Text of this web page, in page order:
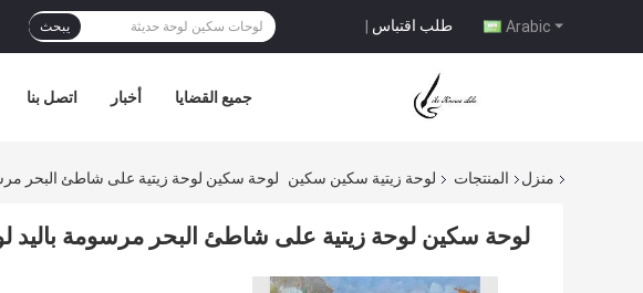
Arabic طلب اقتباس | يبحث
اتصل بنا أخبار جميع القضايا
منزل المنتجات لوحة زيتية سكين سكين لوحة سكين لوحة زيتية على شاطئ البحر
لوحة سكين لوحة زيتية على شاطئ البحر مرسومة باليد